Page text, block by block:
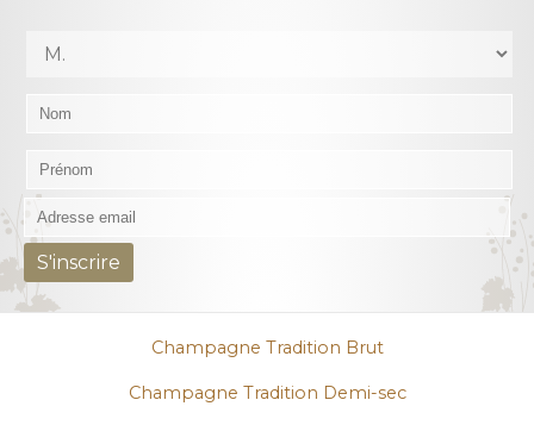
Champagne Tradition Brut
Champagne Tradition Demi-sec